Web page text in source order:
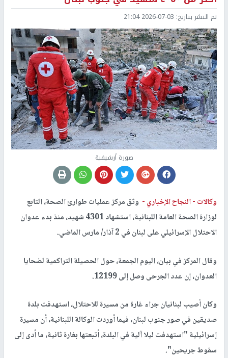
تم النشر بتاريخ: 2026-07-03 21:04
صورة أرشيفية
وكالات -النجاح الإخباري - وثق مركز عمليات طوارئ الصحة، التابع
لوزارة الصحة العامة اللبنانية، استشهاد 4301 شهيد، منذ بدء عدوان
الاحتلال الإسرائيلي على لبنان في 2 آذار/ مارس الماضي.
وقال المركز في بيان، اليوم الجمعة، حول الحصيلة التراكمية لضحايا
العدوان، إن عدد الجرحى وصل إلى 12199.
وكان أصيب لبنانيان جراء غارة من مسيرة للاحتلال، استهدفت بلدة
صديقين في صور جنوب لبنان، فيما أوردت الوكالة اللبنانية، أن مسيرة
إسرائيلية "استهدفت ليلا آلية في البلدة، أتبعتها بغارة ثانية، ما أدى إلى
سقوط جريحين".